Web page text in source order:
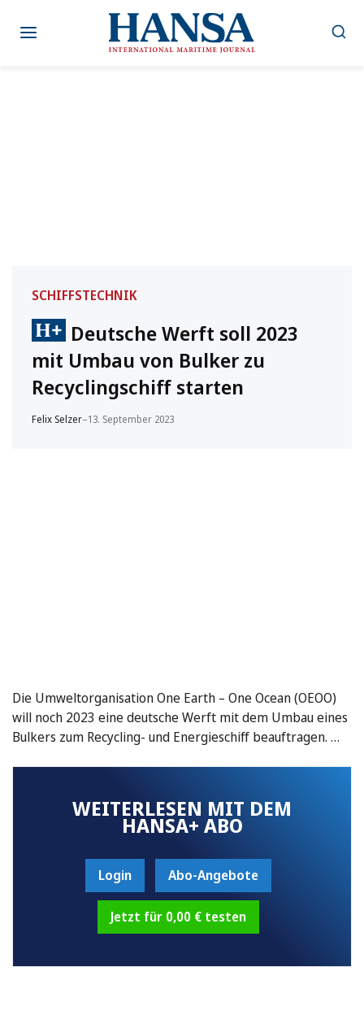
Inhalt
SCHIFFSTECHNIK
Deutsche Werft soll 2023
mit Umbau von Bulker zu
Recyclingschiff starten
Felix Selzer–13. September 2023
Die Umweltorganisation One Earth – One Ocean (OEOO)
will noch 2023 eine deutsche Werft mit dem Umbau eines
Bulkers zum Recycling- und Energieschiff beauftragen. …
WEITERLESEN MIT DEM
HANSA+ ABO
Login Abo-Angebote
Jetzt für 0,00 € testen